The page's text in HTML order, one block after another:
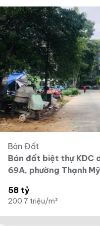
Bán Đất
Bán đất biệt thự KDC
69A, phường Thạnh
58 tỷ
200.7 triệu/m²